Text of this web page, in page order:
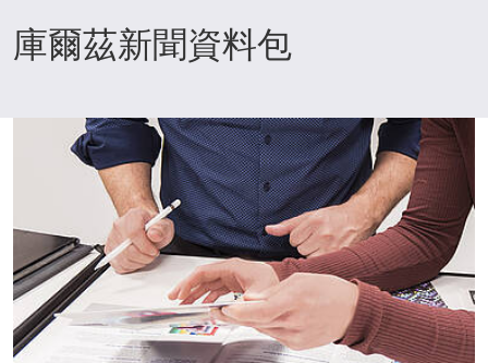
庫爾茲新聞資料包